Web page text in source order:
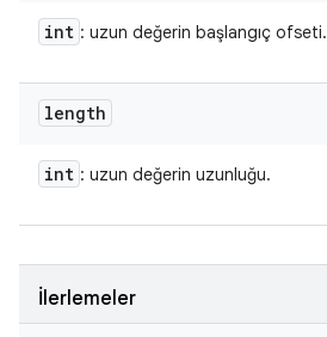
int : uzun değerin başlangıç ofseti.
length
int : uzun değerin uzunluğu.
İlerlemeler